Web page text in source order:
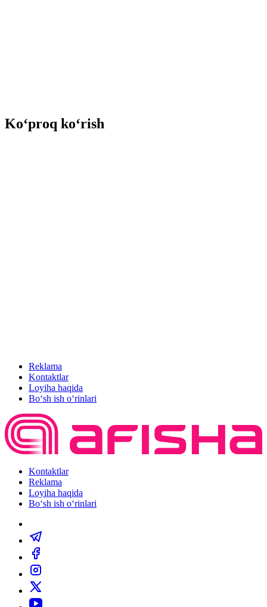
Ko‘proq ko‘rish
Reklama
Kontaktlar
Loyiha haqida
Bo‘sh ish o‘rinlari
Kontaktlar
Reklama
Loyiha haqida
Bo‘sh ish o‘rinlari